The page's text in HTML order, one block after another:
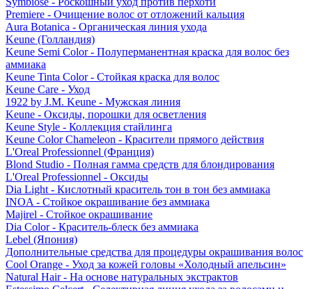
Premiere - Очищение волос от отложений кальция
Aura Botanica - Органическая линия ухода
Keune (Голландия)
Keune Semi Color - Полуперманентная краска для волос без
аммиака
Keune Tinta Color - Стойкая краска для волос
Keune Care - Уход
1922 by J.M. Keune - Мужская линия
Keune - Оксиды, порошки для осветления
Keune Style - Коллекция стайлинга
Keune Color Chameleon - Красители прямого действия
L'Oreal Professionnel (Франция)
Blond Studio - Полная гамма средств для блондирования
L'Oreal Professionnel - Оксиды
Dia Light - Кислотный краситель тон в тон без аммиака
INOA - Стойкое окрашивание без аммиака
Majirel - Стойкое окрашивание
Dia Color - Краситель-блеск без аммиака
Lebel (Япония)
Дополнительные средства для процедуры окрашивания волос
Cool Orange - Уход за кожей головы «Холодный апельсин»
Natural Hair - На основе натуральных экстрактов